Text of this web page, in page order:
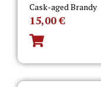
Cask-aged Brandy
15,00€